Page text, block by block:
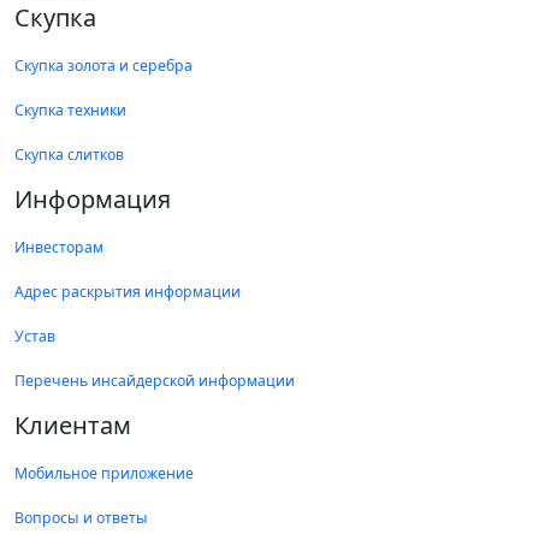
Скупка
Скупка золота и серебра
Скупка техники
Скупка слитков
Информация
Инвесторам
Адрес раскрытия информации
Устав
Перечень инсайдерской информации
Клиентам
Мобильное приложение
Вопросы и ответы